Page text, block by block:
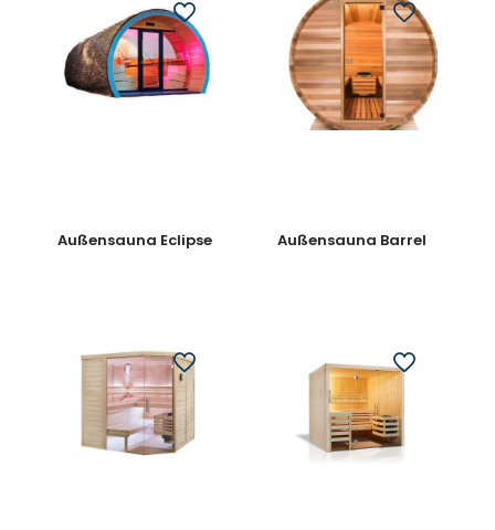
Außensauna Eclipse Außensauna Barrel